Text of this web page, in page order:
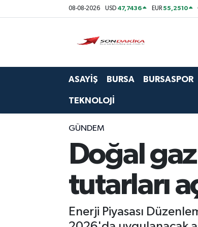
08-08-2026 USD 47,7436 EUR55,2510
ASAYİŞ BURSA BURSASPOR
TEKNOLOJİ
GÜNDEM
Doğal
tutarları
Enerji Piyasası
Ekonomi
Foto Galeri